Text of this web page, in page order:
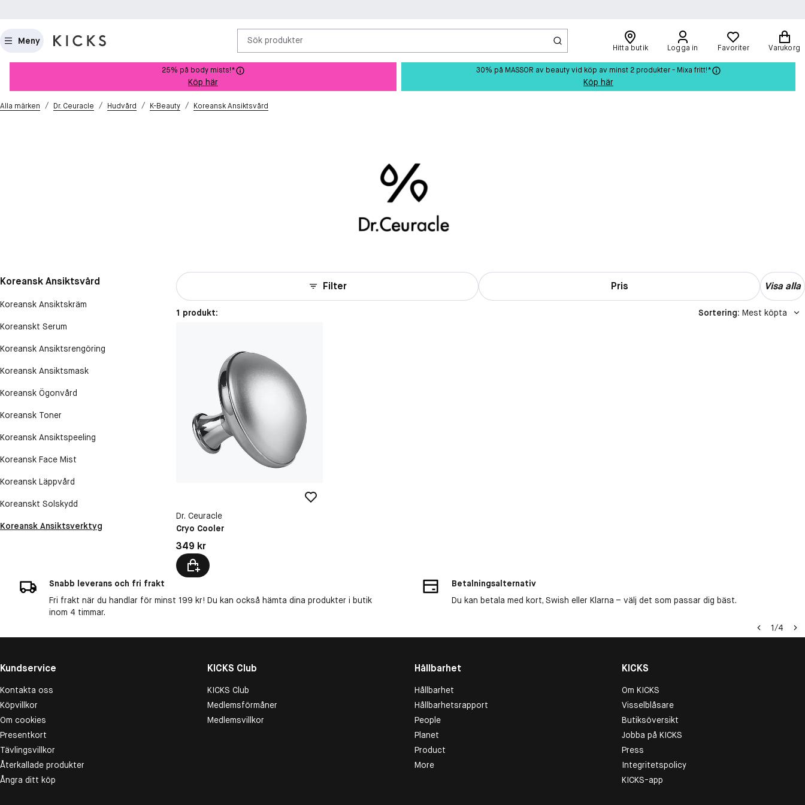
Meny Sök produkter
Hitta butik Logga in Favoriter Varukorg
25% på body mists!*
Köp här
30% på MASSOR av beauty vid köp av minst 2 produkter - Mixa fritt!*
Köp här
Alla märken / Dr. Ceuracle / Hudvård / K-Beauty / Koreansk Ansiktsvård
Koreansk Ansiktsvård
Koreansk Ansiktskräm
Koreanskt Serum
Koreansk Ansiktsrengöring
Koreansk Ansiktsmask
Koreansk Ögonvård
Koreansk Toner
Koreansk Ansiktspeeling
Koreansk Face Mist
Koreansk Läppvård
Koreanskt Solskydd
Koreansk Ansiktsverktyg
Filter Pris Visa alla
1 produkt: Sortering: Mest köpta
Dr. Ceuracle
Cryo Cooler
Pris: 349 kr
349 kr
Snabb leverans och fri frakt
Fri frakt när du handlar för minst 199 kr! Du kan också hämta dina produkter i butik
inom 4 timmar.
Betalningsalternativ
Du kan betala med kort, Swish eller Klarna – välj det som passar dig bäst.
1/4
Kundservice
Kontakta oss
Köpvillkor
Om cookies
Presentkort
Tävlingsvillkor
Återkallade produkter
Ångra ditt köp
KICKS Club
KICKS Club
Medlemsförmåner
Medlemsvillkor
Hållbarhet
Hållbarhet
Hållbarhetsrapport
People
Planet
Product
More
KICKS
Om KICKS
Visselblåsare
Butiksöversikt
Jobba på KICKS
Press
Integritetspolicy
KICKS-app